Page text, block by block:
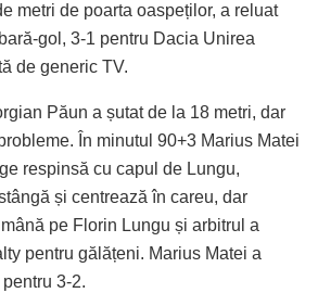
metri de poarta oaspeților, a reluat
gol, 3-1 pentru Dacia Unirea
de generic TV.
Păun a șutat de la 18 metri, dar
În minutul 90+3 Marius Matei
respinsă cu capul de Lungu,
și centrează în careu, dar
pe Florin Lungu și arbitrul a
pentru gălățeni. Marius Matei a
3-2.